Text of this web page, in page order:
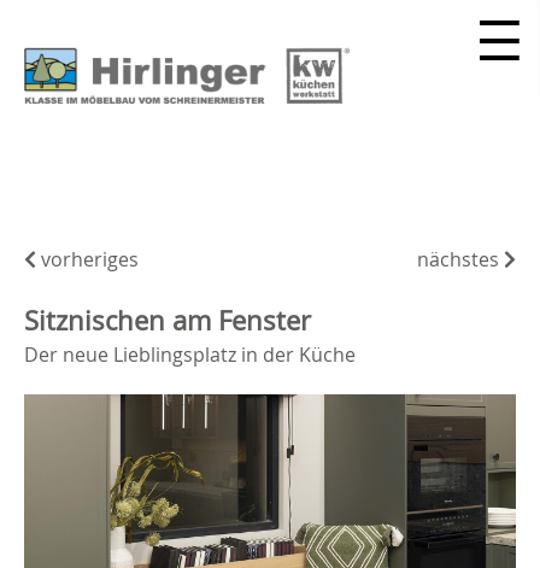
vorheriges nächstes
Sitznischen am Fenster
Der neue Lieblingsplatz in der Küche